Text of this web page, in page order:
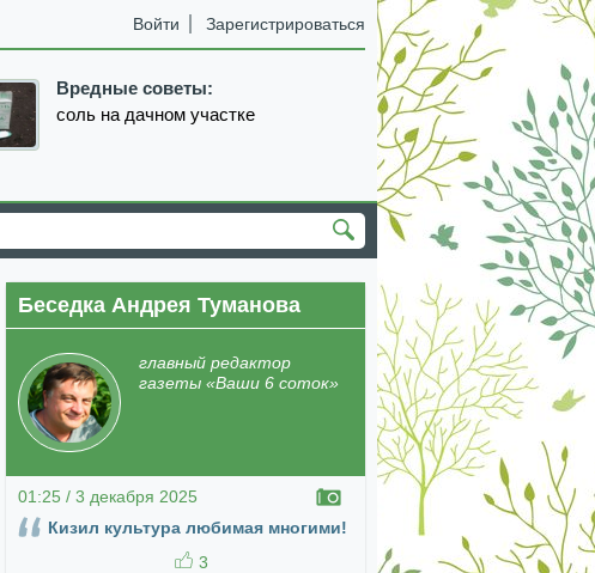
Войти Зарегистрироваться
Вредные советы:
соль на дачном участке
декабрь январь февраль март апрель
Беседка Андрея Туманова
главный редактор
газеты «Ваши 6 соток»
01:25 / 3 декабря 2025
Кизил культура любимая многими!
3